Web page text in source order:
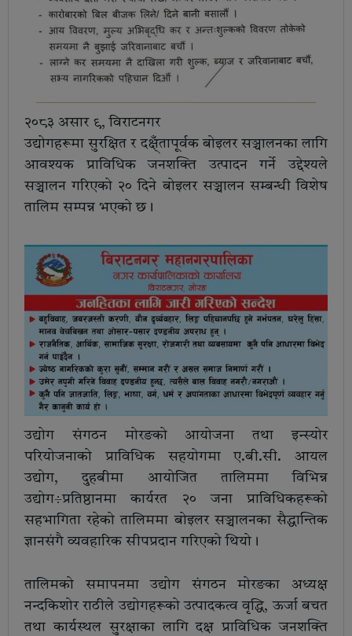
२०८३ असार ९, विराटनगर
उद्योगहरूमा सुरक्षित र दक्ष्ँतापूर्वक बोइलर सञ्चालनका लागि
आवश्यक प्राविधिक जनशक्ति उत्पादन गर्ने उद्देश्यले
सञ्चालन गरिएको २० दिने बोइलर सञ्चालन सम्बन्धी विशेष
तालिम सम्पन्न भएको छ।
उद्योग संगठन मोरङको आयोजना तथा इन्स्योर
परियोजनाको प्राविधिक सहयोगमा ए.बी.सी. आयल
उद्योग, दुहबीमा आयोजित तालिममा विभिन्न
उद्योग÷प्रतिष्ठानमा कार्यरत २० जना प्राविधिकहरूको
सहभागिता रहेको तालिममा बोइलर सञ्चालनका सैद्धान्तिक
ज्ञानसंगै व्यवहारिक सीपप्रदान गरिएको थियो।
तालिमको समापनमा उद्योग संगठन मोरङका अध्यक्ष
नन्दकिशोर राठीले उद्योगहरूको उत्पादकत्व वृद्धि, ऊर्जा बचत
तथा कार्यस्थल सुरक्षाका लागि दक्ष प्राविधिक जनशक्ति